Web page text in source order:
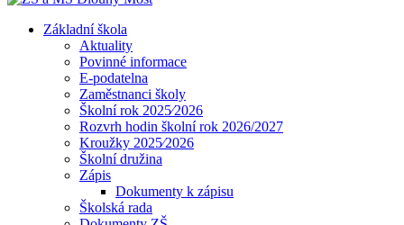
Základní škola
Aktuality
Povinné informace
E-podatelna
Zaměstnanci školy
Školní rok 2025⁄2026
Rozvrh hodin školní rok 2026/2027
Kroužky 2025⁄2026
Školní družina
Zápis
Dokumenty k zápisu
Školská rada